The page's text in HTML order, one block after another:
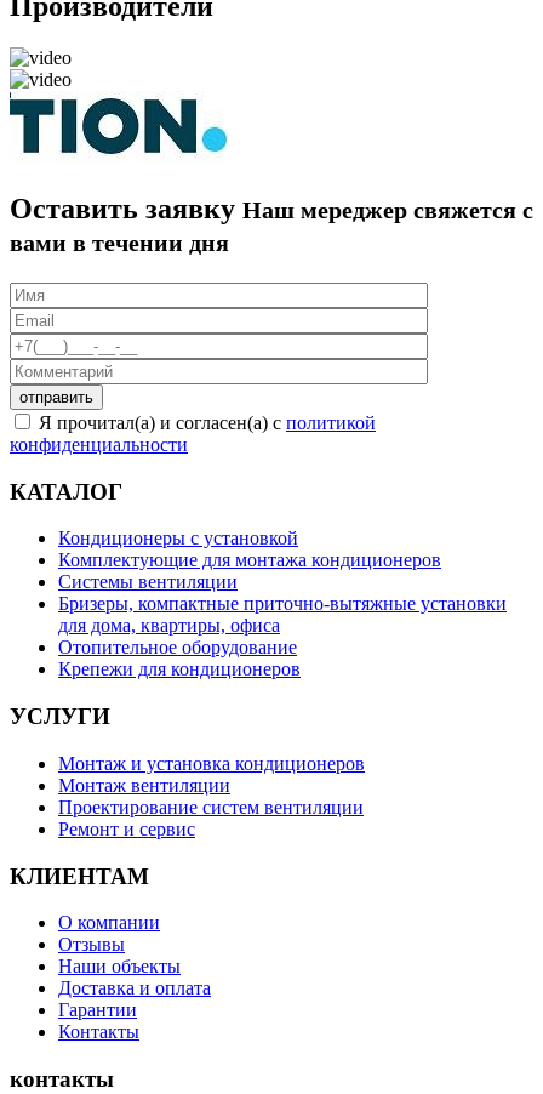
Производители
Оставить заявку Наш мереджер свяжется с
вами в течении дня
Я прочитал(а) и согласен(а) с политикой
конфиденциальности
КАТАЛОГ
Кондиционеры с установкой
Комплектующие для монтажа кондиционеров
Системы вентиляции
Бризеры, компактные приточно-вытяжные установки
для дома, квартиры, офиса
Отопительное оборудование
Крепежи для кондиционеров
УСЛУГИ
Монтаж и установка кондиционеров
Монтаж вентиляции
Проектирование систем вентиляции
Ремонт и сервис
КЛИЕНТАМ
О компании
Отзывы
Наши объекты
Доставка и оплата
Гарантии
Контакты
контакты